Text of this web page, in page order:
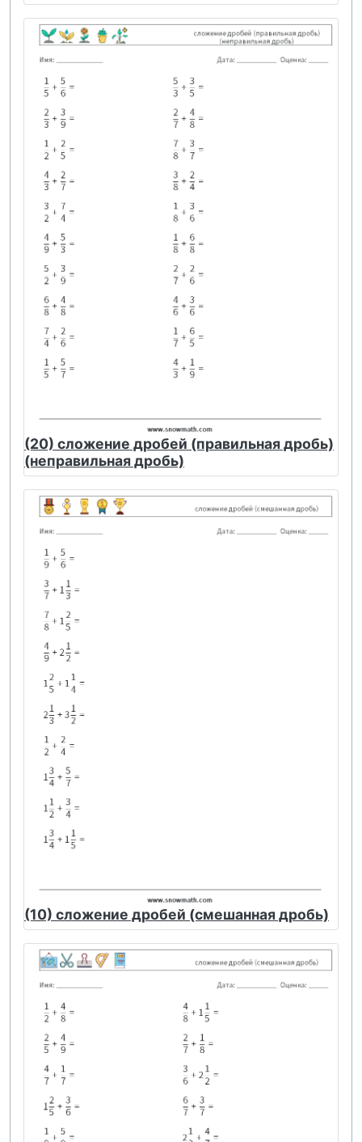
(20) сложение дробей (правильная дробь)
(неправильная дробь)
(10) сложение дробей (смешанная дробь)